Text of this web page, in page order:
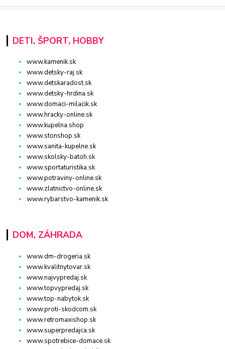
DETI, ŠPORT, HOBBY
www.kamenik.sk
www.detsky-raj.sk
www.detskaradost.sk
www.detsky-hrdina.sk
www.domaci-milacik.sk
www.hracky-online.sk
www.kupelna.shop
www.stonshop.sk
www.sanita-kupelne.sk
www.skolsky-batoh.sk
www.sportaturistika.sk
www.potraviny-online.sk
www.zlatnictvo-online.sk
www.rybarstvo-kamenik.sk
DOM, ZÁHRADA
www.dm-drogeria.sk
www.kvalitnytovar.sk
www.najvypredaj.sk
www.topvypredaj.sk
www.top-nabytok.sk
www.proti-skodcom.sk
www.retromaxishop.sk
www.superpredajca.sk
www.spotrebice-domace.sk